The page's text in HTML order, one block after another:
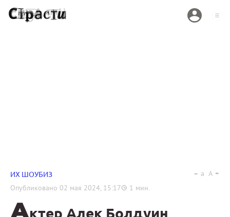
ИХ ШОУБИЗ
Опубликовано 02 мая 2024, 15:17 1 мин.
a A
Актер Алек Болдуин